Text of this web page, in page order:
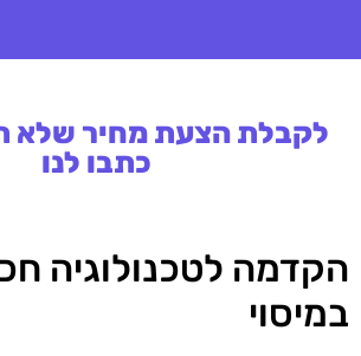
לקבלת הצעת מחיר שלא
כתבו לנו
הקדמה לטכנולוגיה
במיסוי